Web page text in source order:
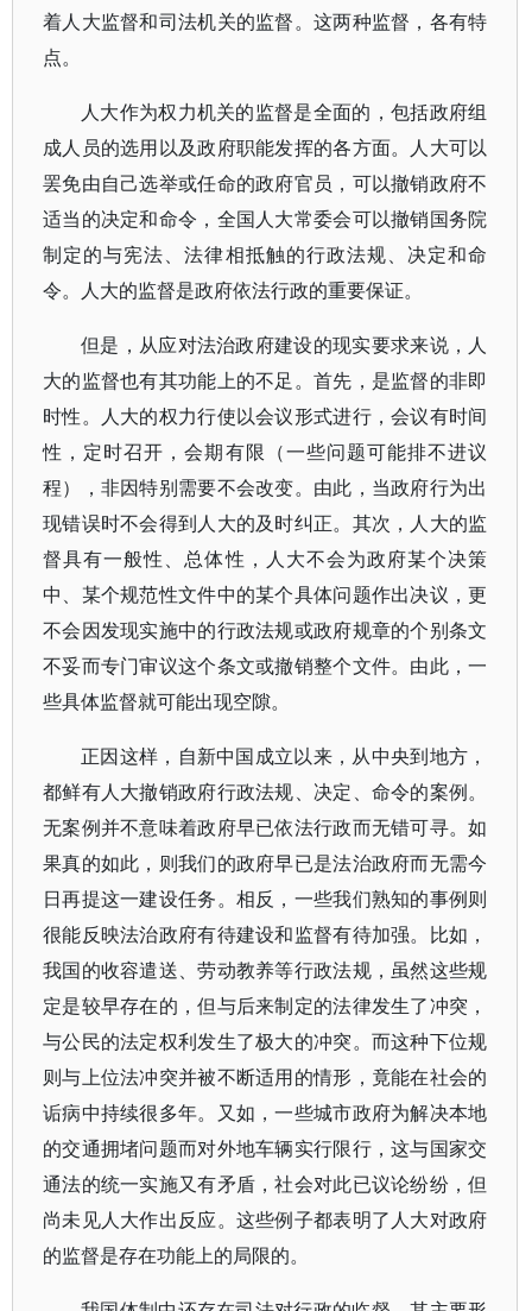
着人大监督和司法机关的监督。这两种监督，各有特
点。
人大作为权力机关的监督是全面的，包括政府组
成人员的选用以及政府职能发挥的各方面。人大可以
罢免由自己选举或任命的政府官员，可以撤销政府不
适当的决定和命令，全国人大常委会可以撤销国务院
制定的与宪法、法律相抵触的行政法规、决定和命
令。人大的监督是政府依法行政的重要保证。
但是，从应对法治政府建设的现实要求来说，人
大的监督也有其功能上的不足。首先，是监督的非即
时性。人大的权力行使以会议形式进行，会议有时间
性，定时召开，会期有限（一些问题可能排不进议
程），非因特别需要不会改变。由此，当政府行为出
现错误时不会得到人大的及时纠正。其次，人大的监
督具有一般性、总体性，人大不会为政府某个决策
中、某个规范性文件中的某个具体问题作出决议，更
不会因发现实施中的行政法规或政府规章的个别条文
不妥而专门审议这个条文或撤销整个文件。由此，一
些具体监督就可能出现空隙。
正因这样，自新中国成立以来，从中央到地方，
都鲜有人大撤销政府行政法规、决定、命令的案例。
无案例并不意味着政府早已依法行政而无错可寻。如
果真的如此，则我们的政府早已是法治政府而无需今
日再提这一建设任务。相反，一些我们熟知的事例则
很能反映法治政府有待建设和监督有待加强。比如，
我国的收容遣送、劳动教养等行政法规，虽然这些规
定是较早存在的，但与后来制定的法律发生了冲突，
与公民的法定权利发生了极大的冲突。而这种下位规
则与上位法冲突并被不断适用的情形，竟能在社会的
诟病中持续很多年。又如，一些城市政府为解决本地
的交通拥堵问题而对外地车辆实行限行，这与国家交
通法的统一实施又有矛盾，社会对此已议论纷纷，但
尚未见人大作出反应。这些例子都表明了人大对政府
的监督是存在功能上的局限的。